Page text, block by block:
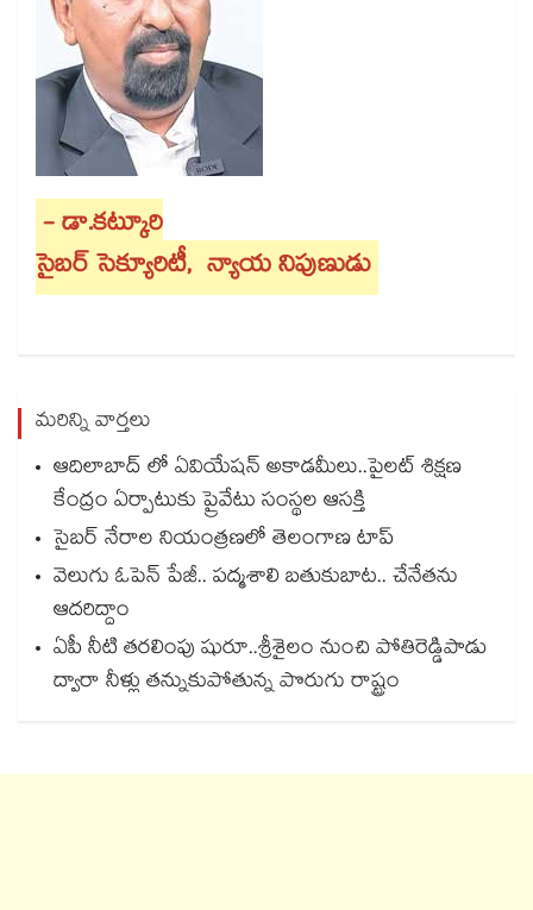
- డా.కట్కూరి
సైబర్ సెక్యూరిటీ, న్యాయ నిపుణుడు
మరిన్ని వార్తలు
ఆదిలాబాద్ లో ఏవియేషన్ అకాడమీలు..పైలట్ శిక్షణ
కేంద్రం ఏర్పాటుకు ప్రైవేటు సంస్థల ఆసక్తి
సైబర్ నేరాల నియంత్రణలో తెలంగాణ టాప్‌‌‌‌‌‌‌‌‌‌‌‌‌‌‌‌
వెలుగు ఓపెన్ పేజీ.. పద్మశాలి బతుకుబాట.. చేనేతను
ఆదరిద్దాం
ఏపీ నీటి తరలింపు షురూ..శ్రీశైలం నుంచి పోతిరెడ్డిపాడు
ద్వారా నీళ్లు తన్నుకుపోతున్న పొరుగు రాష్ట్రం